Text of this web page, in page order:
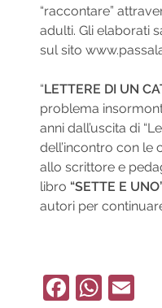
“raccontare”
adulti. Gli elaborati
sul sito
“LETTERE DI UN
problema
anni dall’uscita di
dell’incontro con le
allo scrittore e
libro “SETTE E
autori per